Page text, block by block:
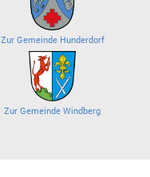
Zur Gemeinde Hunderdorf
Zur Gemeinde Windberg